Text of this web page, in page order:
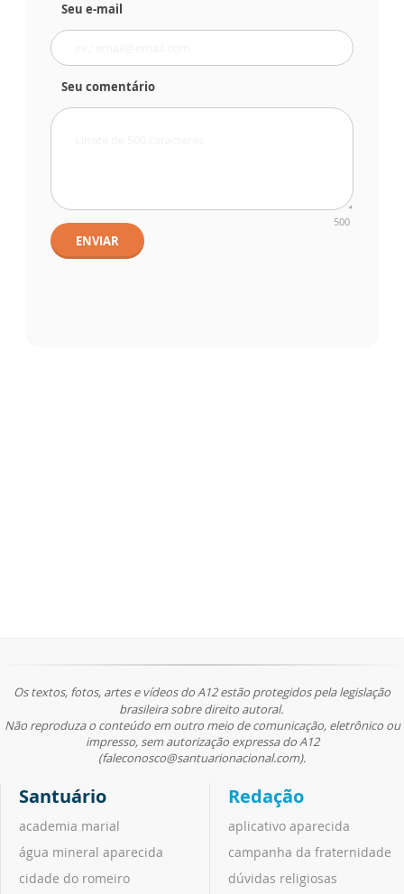
Seu e-mail
Seu comentário
500
ENVIAR
Os textos, fotos, artes e vídeos do A12 estão protegidos pela legislação
brasileira sobre direito autoral.
Não reproduza o conteúdo em outro meio de comunicação, eletrônico ou
impresso, sem autorização expressa do A12
(faleconosco@santuarionacional.com).
Santuário
academia marial
água mineral aparecida
cidade do romeiro
Redação
aplicativo aparecida
campanha da fraternidade
dúvidas religiosas